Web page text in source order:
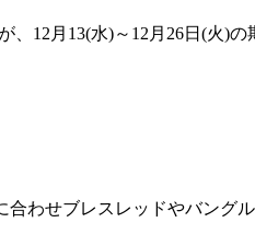
12月13(水)～12月26日(火)
わせブレスレッドやバング